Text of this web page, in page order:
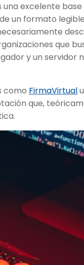
excelente
un formato
que
y un servidor
como FirmaVirtual
que,